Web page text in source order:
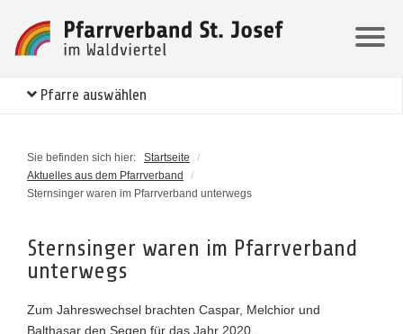
Pfarre auswählen
Sie befinden sich hier: Startseite
/
Aktuelles aus dem Pfarrverband
/
Sternsinger waren im Pfarrverband unterwegs
Sternsinger waren im Pfarrverband
unterwegs
Zum Jahreswechsel brachten Caspar, Melchior und
Balthasar den Segen für das Jahr 2020.